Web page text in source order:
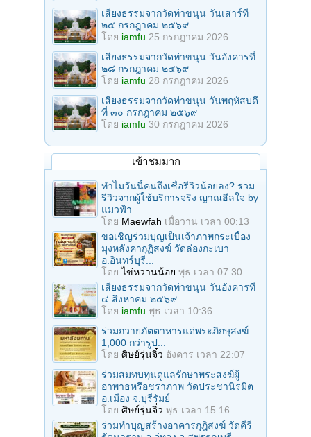
เสียงธรรมจากวัดท่าขนุน วันเสาร์ที่
๒๕ กรกฎาคม ๒๕๖๙
โดย iamfu 25 กรกฎาคม 2026
เสียงธรรมจากวัดท่าขนุน วันอังคารที่
๒๘ กรกฎาคม ๒๕๖๙
โดย iamfu 28 กรกฎาคม 2026
เสียงธรรมจากวัดท่าขนุน วันพฤหัสบดี
ที่ ๓๐ กรกฎาคม ๒๕๖๙
โดย iamfu 30 กรกฎาคม 2026
เข้าชมมาก
ทำไมวันนี้คนถึงเชื่อรีวิวน้อยลง? รวม
รีวิวจากผู้ใช้บริการจริง ญาณฮีลใจ by
แมวฟ้า
โดย Maewfah เมื่อวาน เวลา 00:13
ขอเชิญร่วมบุญเป็นเจ้าภาพกระเบื้อง
มุงหลังคากุฏิสงฆ์ วัดล่องกะเบา
อ.อินทร์บุรี...
โดยไข่หวานน้อย พุธ เวลา 07:30
เสียงธรรมจากวัดท่าขนุน วันอังคารที่
๔ สิงหาคม ๒๕๖๙
โดย iamfu พุธ เวลา 10:36
ร่วมถวายภัตตาหารแด่พระภิกษุสงฆ์
1,000 กว่ารูป...
โดย ศิษย์รุ่นจิ๋ว อังคาร เวลา 22:07
ร่วมสมทบทุนดูแลรักษาพระสงฆ์ผู้
อาพาธหรือชราภาพ วัดประชานิรมิต
อ.เมือง จ.บุรีรัมย์
โดย ศิษย์รุ่นจิ๋ว พุธ เวลา 15:16
ร่วมทำบุญสร้างอาคารกุฎิสงฆ์ วัดคีรี